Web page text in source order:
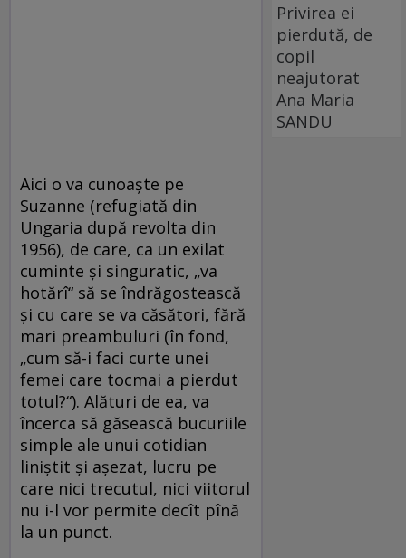
Aici o va cunoaşte pe
Suzanne (refugiată din
Ungaria după revolta din
1956), de care, ca un exilat
cuminte şi singuratic, „va
hotărî“ să se îndrăgostească
şi cu care se va căsători, fără
mari preambuluri (în fond,
„cum să-i faci curte unei
femei care tocmai a pierdut
totul?“). Alături de ea, va
încerca să găsească bucuriile
simple ale unui cotidian
liniştit şi aşezat, lucru pe
care nici trecutul, nici viitorul
nu i-l vor permite decît pînă
la un punct.
Privirea ei
pierdută, de
copil
neajutorat
Ana Maria
SANDU